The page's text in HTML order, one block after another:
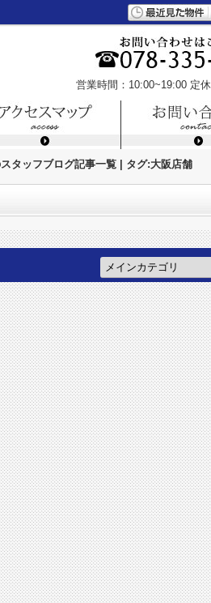
営業時間：10:00~19:00 定
タッフブログ記事一覧 | タグ:大阪店舗